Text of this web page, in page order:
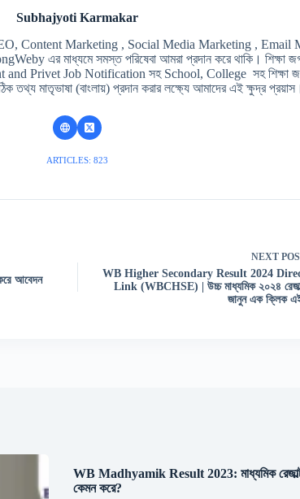
Subhajyoti Karmakar
Content Marketing , Social Media Marketing , Email
এর মাধ্যমে সমস্ত পরিষেবা আমরা প্রদান করে থাকি। শিক্ষা
Privet Job Notification সহ School, College সহ শিক্ষা
তথ্য মাতৃভাষা (বাংলায়) প্রদান করার লক্ষ্যে আমাদের এই ক্ষুদ্র প্রয়াস।
ARTICLES: 823
আবেদন
NEXT
WB Higher Secondary Result 2024
Link (WBCHSE) | উচ্চ মাধ্যমিক ২০২৪
জানুন এক ক্লিক
WB Madhyamik Result 2023: মাধ্যমিক
কেমন করে?